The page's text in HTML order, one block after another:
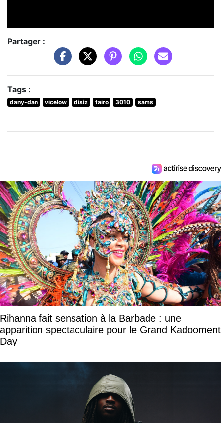
Partager :
Tags :
dany-dan vicelow disiz tairo 3010 sams
Rihanna fait sensation à la Barbade : une
apparition spectaculaire pour le Grand Kadooment
Day